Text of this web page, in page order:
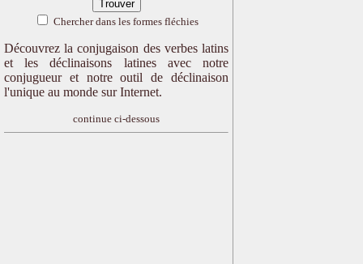
Chercher dans les formes fléchies
Découvrez la conjugaison des verbes latins
et les déclinaisons latines avec notre
conjugueur et notre outil de déclinaison
l'unique au monde sur Internet.
continue ci-dessous